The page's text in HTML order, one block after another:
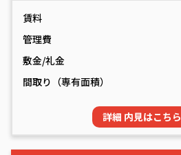
賃料
管理費
敷金/礼金
間取り（専有面積）
詳細 内見はこちら